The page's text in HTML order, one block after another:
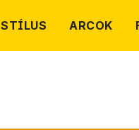
STÍLUS ARCOK